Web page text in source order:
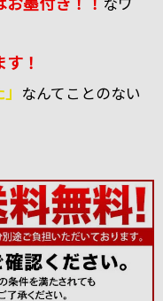
！
なんてことのない